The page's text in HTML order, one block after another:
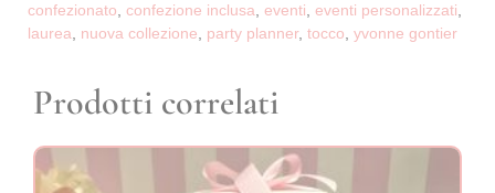
confezionato confezione inclusa eventi eventi personalizzati
laurea
nuova collezione party planner, tocco yvonne gontier
Prodotti correlati